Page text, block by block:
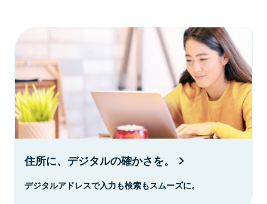
住所に、デジタルの確かさを。
デジタルアドレスで入力も検索もスムーズに。